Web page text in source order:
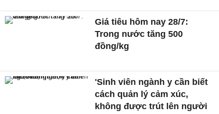
Giá tiêu hôm nay 28/7:
Trong nước tăng 500
đồng/kg
'Sinh viên ngành y cần biết
cách quản lý cảm xúc,
không được trút lên người